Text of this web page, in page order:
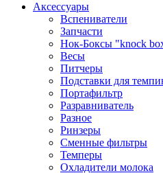
Аксессуары
Вспениватели
Запчасти
Нок-Боксы "knock
Весы
Питчеры
Подставки для
Портафильтр
Разравниватель
Разное
Ринзеры
Сменные фильтры
Темперы
Охладители молока